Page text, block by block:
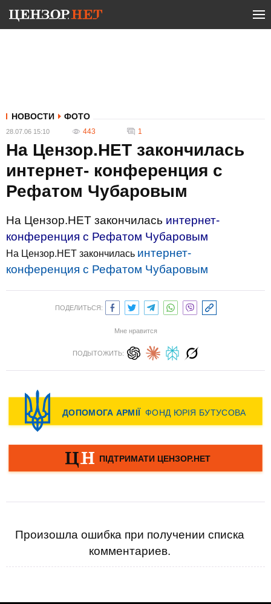
НОВОСТИ ФОТО
28.07.06 15:10 443 1
На Цензор.НЕТ закончилась
интернет- конференция с
Рефатом Чубаровым
На Цензор.НЕТ закончилась интернет-
конференция с Рефатом Чубаровым
На Цензор.НЕТ закончилась интернет-
конференция с Рефатом Чубаровым
ПОДЕЛИТЬСЯ:
Мне нравится
ПОДЫТОЖИТЬ:
Произошла ошибка при получении списка
комментариев.